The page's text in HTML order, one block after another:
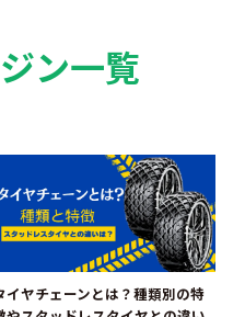
ン一覧
イヤチェーンとは？種類別の特